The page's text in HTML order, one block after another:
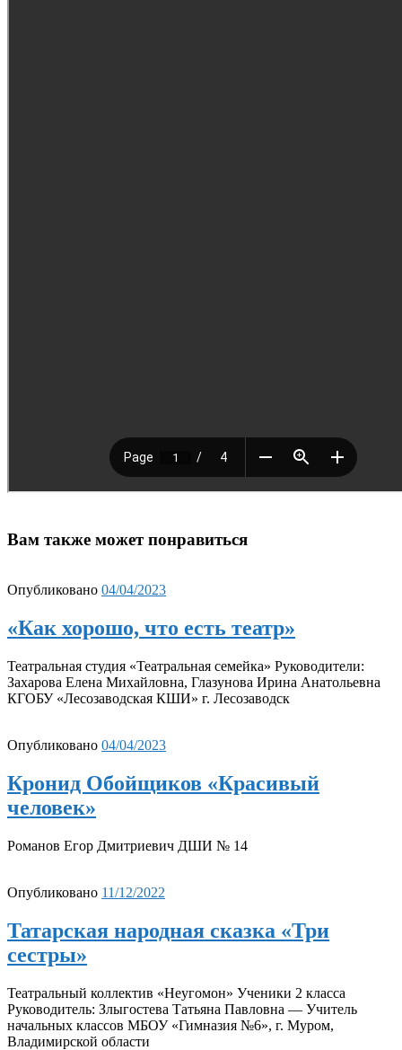
Вам также может понравиться
Опубликовано 04/04/2023
«Как хорошо, что есть театр»
Театральная студия «Театральная семейка» Руководители:
Захарова Елена Михайловна, Глазунова Ирина Анатольевна
КГОБУ «Лесозаводская КШИ» г. Лесозаводск
Опубликовано 04/04/2023
Кронид Обойщиков «Красивый
человек»
Романов Егор Дмитриевич ДШИ № 14
Опубликовано 11/12/2022
Татарская народная сказка «Три
сестры»
Театральный коллектив «Неугомон» Ученики 2 класса
Руководитель: Злыгостева Татьяна Павловна — Учитель
начальных классов МБОУ «Гимназия №6», г. Муром,
Владимирской области